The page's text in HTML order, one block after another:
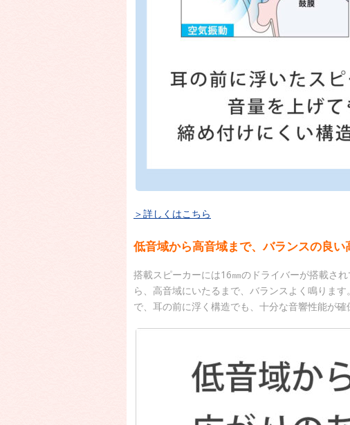
＞詳しくはこちら
低音域から高音域まで、バランスの良い
搭載スピーカーには16㎜のドライバーが搭載さ
ら、高音域にいたるまで、バランスよく鳴りま
で、耳の前に浮く構造でも、十分な音響性能が